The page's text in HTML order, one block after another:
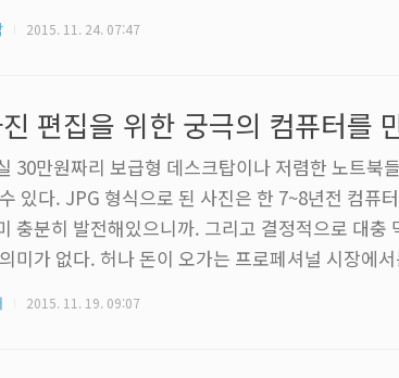
어를 써서 공감을 나타내라니. 저 참담한 기사를
. 그러나 뭔가 뒷맛이 개운치 않다. 모든 대화와 소
람들은 조금 간단한 방..
2015. 11. 24. 07:47
편집을 위한 궁극의 컴퓨터를
30만원짜리 보급형 데스크탑이나 저렴한 노트북
있다. JPG 형식으로 된 사진은 한 7~8년전 컴퓨
충분히 발전해있으니까. 그리고 결정적으로 대충
미가 없다. 허나 돈이 오가는 프로페셔널 시장에
망진창으로 쏟아져 나온다. 전공수업 들으며 모니
2015. 11. 19. 09:07